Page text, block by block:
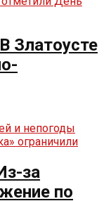
Златоусте
за
по